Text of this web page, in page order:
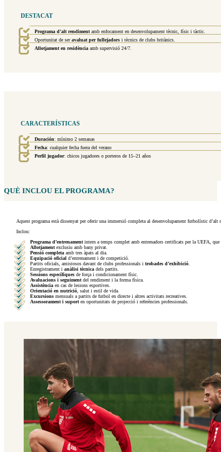
DESTACAT
Programa d’alt rendimentamb enfocament en desenvolupament tècnic, físic i tàctic.
Oportunitat de seravaluat per fullejadors i tècnics de clubs britànics.
Allotjament en residència amb supervisió 24/7.
CARACTERÍSTICAS
Duración: mínimo 2 semanas
Fecha: cualquier fecha fuera del verano
Perfil jugador: chicos jugadores o porteros de 15–21 años
QUÈ INCLOU EL PROGRAMA?
Aquest programa està dissenyat per oferir una immersió completa al desenvolupament futbolístic
Inclou:
Programa d’entrenamentintern a temps complet amb entrenadors certificats per la UEFA, que
Allotjamentexclusiu amb bany privat.
Pensió completaamb tres àpats al dia.
Equipació oficiald’entrenament i de competició.
Partits oficials, amistosos davant de clubs professionals i trobades d’exhibició.
Enregistrament i anàlisi tècnicadels partits.
Sessions específiquesde força i condicionament físic.
Avaluacions i seguimentdel rendiment i la forma física.
Assistènciaen cas de lesions esportives.
Orientació en nutrició, salut i estil de vida.
Excursionsmensuals a partits de futbol en directe i altres activitats recreatives.
Assessorament i suporten oportunitats de projecció i referències professionals.